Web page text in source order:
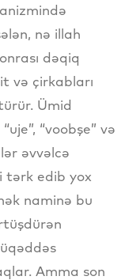
nə illah
dəqiq
və çirkabları
Ümid
“voobşe” və
əvvəlcə
tərk edib yox
naminə bu
Amma son